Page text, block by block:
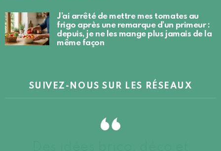
J’ai arrêté de mettre mes tomates au
frigo après une remarque d’un primeur :
depuis, je ne les mange plus jamais de la
même façon
SUIVEZ-NOUS SUR LES RÉSEAUX